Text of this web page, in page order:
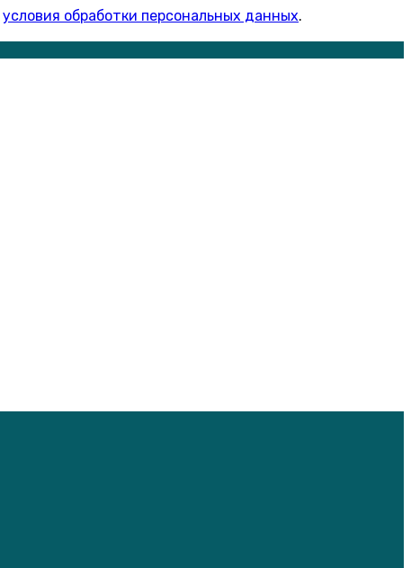
условия обработки персональных данных.